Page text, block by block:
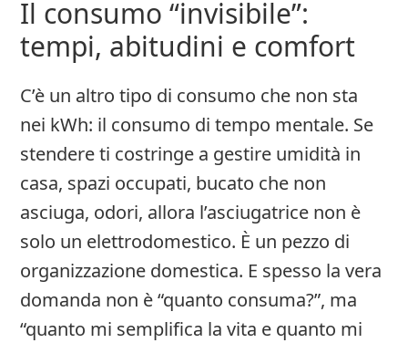
Il consumo “invisibile”:
tempi, abitudini e comfort
C’è un altro tipo di consumo che non sta
nei kWh: il consumo di tempo mentale. Se
stendere ti costringe a gestire umidità in
casa, spazi occupati, bucato che non
asciuga, odori, allora l’asciugatrice non è
solo un elettrodomestico. È un pezzo di
organizzazione domestica. E spesso la vera
domanda non è “quanto consuma?”, ma
“quanto mi semplifica la vita e quanto mi